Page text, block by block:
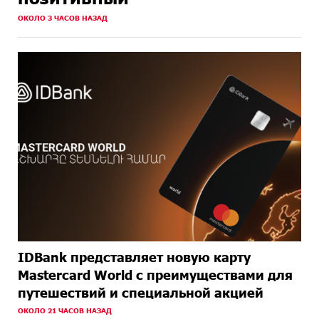
МЕСЯЦА
НАЗАД
ОКОЛО 3 ЧАСОВ НАЗАД
IDBank представляет новую карту
Mastercard World с преимуществами для
путешествий и специальной акцией
ОКОЛО 21 ЧАСОВ НАЗАД